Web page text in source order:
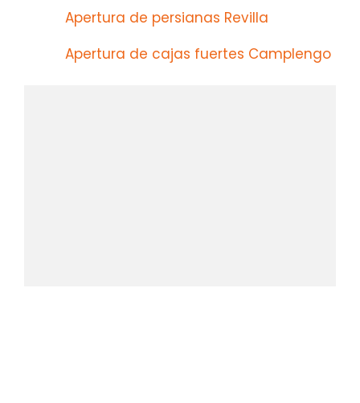
Apertura de persianas Revilla
Apertura de cajas fuertes Camplengo